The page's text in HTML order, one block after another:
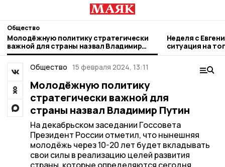
Общество
Молодёжную политику стратегически
важной для страны назвал Владимир
Путин
Неделя с
ситуация на
городе и
Общество 15 февраля 2024, 13:11
Молодёжную политику
стратегически важной для
страны назвал Владимир Путин
На декабрьском заседании Госсовета
Президент России отметил, что нынешняя
молодёжь через 10-20 лет будет вкладывать
свои силы в реализацию целей развития